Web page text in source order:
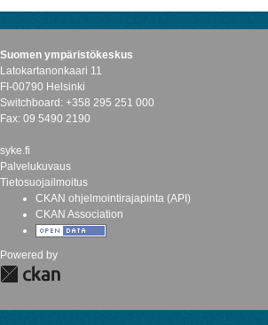
Suomen ympäristökeskus
Latokartanonkaari 11
FI-00790 Helsinki
Switchboard: +358 295 251 000
Fax: 09 5490 2190
syke.fi
Palvelukuvaus
Tietosuojailmoitus
CKAN ohjelmointirajapinta (API)
CKAN Association
Powered by